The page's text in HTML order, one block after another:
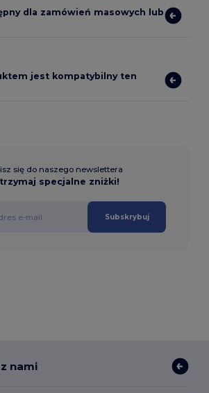
dla zamówień masowych lub
jest kompatybilny ten
się do naszego newslettera
specjalne zniżki!
Subskrybuj
nami